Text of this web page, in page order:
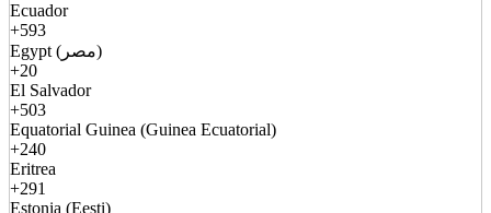
Ecuador
+593
Egypt (مصر)
+20
El Salvador
+503
Equatorial Guinea (Guinea Ecuatorial)
+240
Eritrea
+291
Estonia (Eesti)